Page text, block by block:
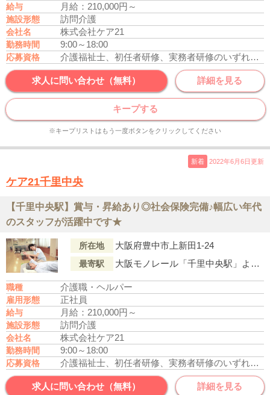
給与 月給：210,000円～
施設形態 訪問介護
会社名 株式会社ケア21
勤務時間 9:00～18:00
応募資格 介護福祉士、初任者研修、実務者研修のいずれかの資格をお持ちの方
求人に問い合わせ（無料） 詳細を見る
キープする
※キープリストはもう一度ボタンをクリックしてください
新着 2022年6月6日更新
ケア21千里中央
【千里中央駅】賞与・昇給あり◎社会保険完備♪幅広い年代
のスタッフが活躍中です★
所在地 大阪府豊中市上新田1-24
最寄駅 大阪モノレール「千里中央駅」より徒歩13分
職種 介護職・ヘルパー
雇用形態 正社員
給与 月給：210,000円～
施設形態 訪問介護
会社名 株式会社ケア21
勤務時間 9:00～18:00
応募資格 介護福祉士、初任者研修、実務者研修のいずれかの資格をお持ちの方
求人に問い合わせ（無料） 詳細を見る